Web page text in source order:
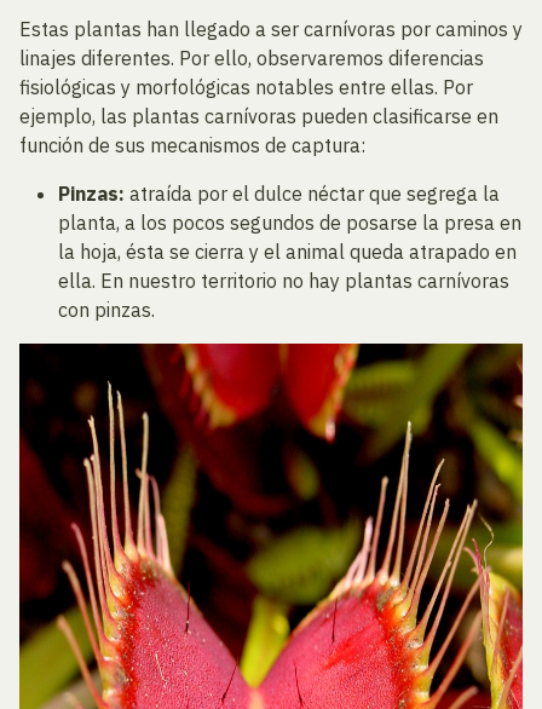
Estas plantas han llegado a ser carnívoras por caminos y
linajes diferentes. Por ello, observaremos diferencias
fisiológicas y morfológicas notables entre ellas. Por
ejemplo, las plantas carnívoras pueden clasificarse en
función de sus mecanismos de captura:
Pinzas: atraída por el dulce néctar que segrega la
planta, a los pocos segundos de posarse la presa en
la hoja, ésta se cierra y el animal queda atrapado en
ella. En nuestro territorio no hay plantas carnívoras
con pinzas.